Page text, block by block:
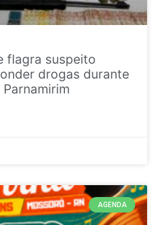
flagra suspeito
drogas durante
AGENDA